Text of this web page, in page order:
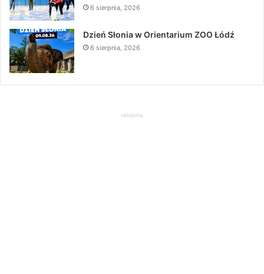
6 sierpnia, 2026
Dzień Słonia w Orientarium ZOO Łódź
6 sierpnia, 2026
reklama